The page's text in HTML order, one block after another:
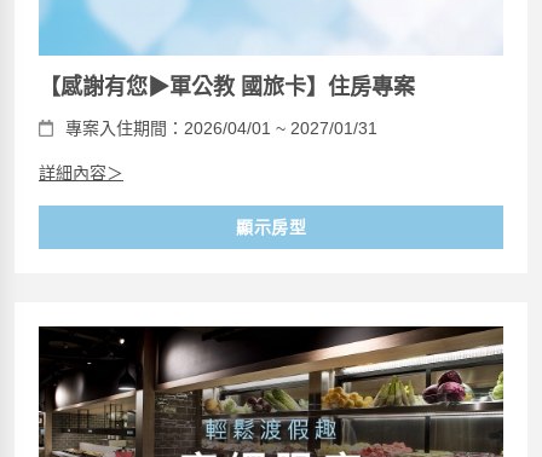
【感謝有您▶軍公教 國旅卡】住房專案
專案入住期間：2026/04/01 ~ 2027/01/31
詳細內容＞
顯示房型